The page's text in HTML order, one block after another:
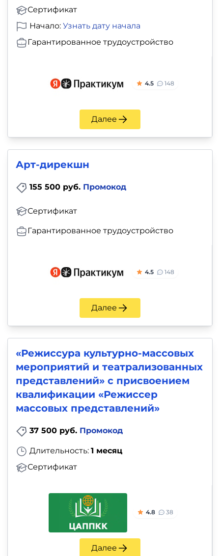
Сертификат
Начало: Узнать дату начала
Гарантированное трудоустройство
4.5 148
Далее
Арт-дирекшн
155 500 руб. Промокод
Сертификат
Гарантированное трудоустройство
4.5 148
Далее
«Режиссура культурно-массовых
мероприятий и театрализованных
представлений» с присвоением
квалификации «Режиссер
массовых представлений»
37 500 руб. Промокод
Длительность: 1 месяц
Сертификат
4.8 38
Далее
Репетиторы
Тесты
на